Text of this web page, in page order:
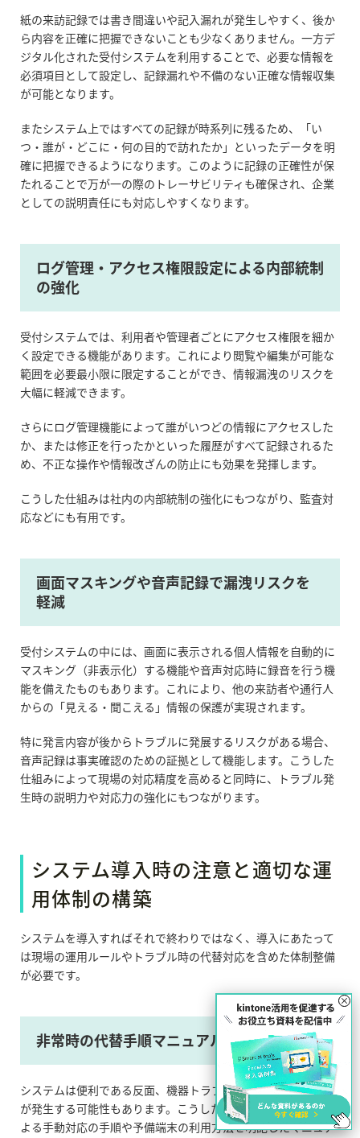
紙の来訪記録では書き間違いや記入漏れが発生しやすく、後か
ら内容を正確に把握できないことも少なくありません。一方デ
ジタル化された受付システムを利用することで、必要な情報を
必須項目として設定し、記録漏れや不備のない正確な情報収集
が可能となります。
またシステム上ではすべての記録が時系列に残るため、「い
つ・誰が・どこに・何の目的で訪れたか」といったデータを明
確に把握できるようになります。このように記録の正確性が保
たれることで万が一の際のトレーサビリティも確保され、企業
としての説明責任にも対応しやすくなります。
ログ管理・アクセス権限設定による内部統制
の強化
受付システムでは、利用者や管理者ごとにアクセス権限を細か
く設定できる機能があります。これにより閲覧や編集が可能な
範囲を必要最小限に限定することができ、情報漏洩のリスクを
大幅に軽減できます。
さらにログ管理機能によって誰がいつどの情報にアクセスした
か、または修正を行ったかといった履歴がすべて記録されるた
め、不正な操作や情報改ざんの防止にも効果を発揮します。
こうした仕組みは社内の内部統制の強化にもつながり、監査対
応などにも有用です。
画面マスキングや音声記録で漏洩リスクを
軽減
受付システムの中には、画面に表示される個人情報を自動的に
マスキング（非表示化）する機能や音声対応時に録音を行う機
能を備えたものもあります。これにより、他の来訪者や通行人
からの「見える・聞こえる」情報の保護が実現されます。
特に発言内容が後からトラブルに発展するリスクがある場合、
音声記録は事実確認のための証拠として機能します。こうした
仕組みによって現場の対応精度を高めると同時に、トラブル発
生時の説明力や対応力の強化にもつながります。
システム導入時の注意と適切な運
用体制の構築
システムを導入すればそれで終わりではなく、導入にあたって
は現場の運用ルールやトラブル時の代替対応を含めた体制整備
が必要です。
非常時の代替手順マニュアル整備の重要性
システムは便利である反面、機器トラブルやネットワーク障害
が発生する可能性もあります。こうした非常時に備えて、紙に
よる手動対応の手順や予備端末の利用方法を明記したマニュア
×